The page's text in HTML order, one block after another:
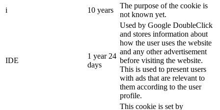
i
10 years
The purpose of the cookie is
not known yet.
IDE
1 year 24
days
Used by Google DoubleClick
and stores information about
how the user uses the website
and any other advertisement
before visiting the website.
This is used to present users
with ads that are relevant to
them according to the user
profile.
This cookie is set by